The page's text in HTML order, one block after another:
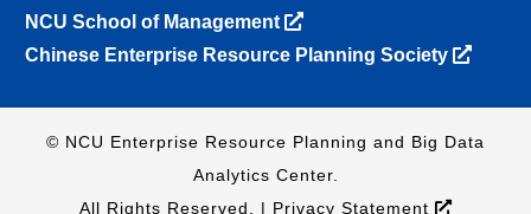
NCU School of Management
Chinese Enterprise Resource Planning Society
© NCU Enterprise Resource Planning and Big Data
Analytics Center.
All Rights Reserved. | Privacy Statement